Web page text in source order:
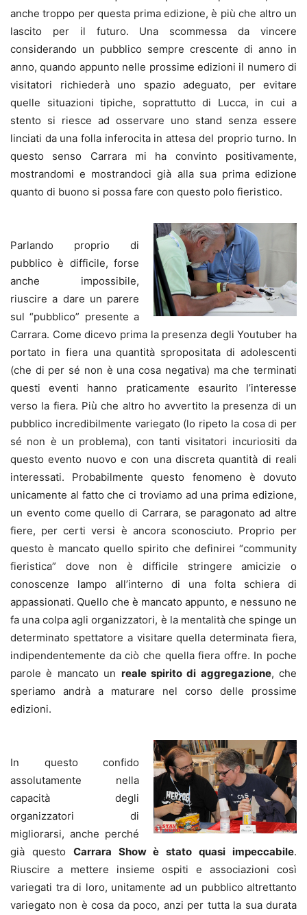
anche troppo per questa prima edizione, è più che altro un
lascito per il futuro. Una scommessa da vincere
considerando un pubblico sempre crescente di anno in
anno, quando appunto nelle prossime edizioni il numero di
visitatori richiederà uno spazio adeguato, per evitare
quelle situazioni tipiche, soprattutto di Lucca, in cui a
stento si riesce ad osservare uno stand senza essere
linciati da una folla inferocita in attesa del proprio turno. In
questo senso Carrara mi ha convinto positivamente,
mostrandomi e mostrandoci già alla sua prima edizione
quanto di buono si possa fare con questo polo fieristico.
Parlando proprio di
pubblico è difficile, forse
anche impossibile,
riuscire a dare un parere
sul “pubblico” presente a
Carrara. Come dicevo prima la presenza degli Youtuber ha
portato in fiera una quantità spropositata di adolescenti
(che di per sé non è una cosa negativa) ma che terminati
questi eventi hanno praticamente esaurito l’interesse
verso la fiera. Più che altro ho avvertito la presenza di un
pubblico incredibilmente variegato (lo ripeto la cosa di per
sé non è un problema), con tanti visitatori incuriositi da
questo evento nuovo e con una discreta quantità di reali
interessati. Probabilmente questo fenomeno è dovuto
unicamente al fatto che ci troviamo ad una prima edizione,
un evento come quello di Carrara, se paragonato ad altre
fiere, per certi versi è ancora sconosciuto. Proprio per
questo è mancato quello spirito che definirei “community
fieristica” dove non è difficile stringere amicizie o
conoscenze lampo all’interno di una folta schiera di
appassionati. Quello che è mancato appunto, e nessuno ne
fa una colpa agli organizzatori, è la mentalità che spinge un
determinato spettatore a visitare quella determinata fiera,
indipendentemente da ciò che quella fiera offre. In poche
parole è mancato un reale spirito di aggregazione, che
speriamo andrà a maturare nel corso delle prossime
edizioni.
In questo confido
assolutamente nella
capacità degli
organizzatori di
migliorarsi, anche perché
già questo Carrara Show è stato quasi impeccabile.
Riuscire a mettere insieme ospiti e associazioni così
variegati tra di loro, unitamente ad un pubblico altrettanto
variegato non è cosa da poco, anzi per tutta la sua durata